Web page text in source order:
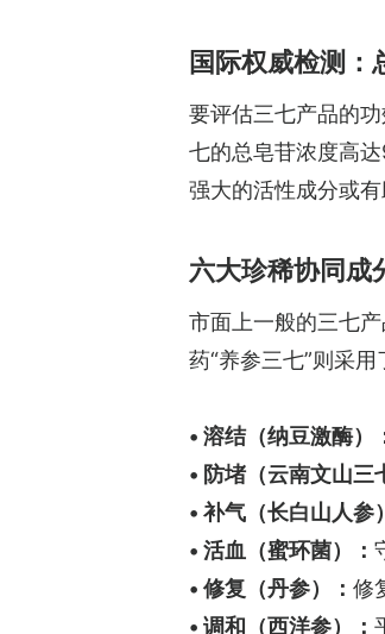
国际权威检测：
要评估三七产品的
七的总皂苷浓度高
强大的活性成分或
六大珍稀协同成
市面上一般的三七
药“养参三七”则采
• 溶结（纳豆激酶）
• 防堵（云南文山三
• 补气（长白山人参
• 活血（蜜环菌）：
• 修复（丹参）： 修
• 调和（西洋参）：